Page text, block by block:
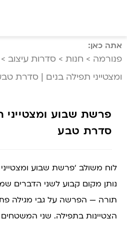
אתה כאן:
פנורמה > חנות > סדרות עיצוב >
ומצטייני תפילה בנים | סדרת
פרשת שבוע ומצטייני
סדרת טבע
לוח משולב ‘פרשת שבוע
נותן מקום קבוע לשני הדברים
תורה — הפרשה על גבי מגילה
הצטיינות בתפילה. שני המשטחים